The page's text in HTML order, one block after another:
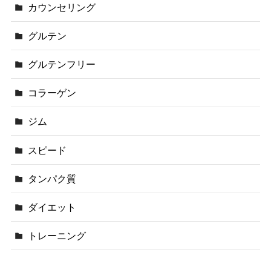
カウンセリング
グルテン
グルテンフリー
コラーゲン
ジム
スピード
タンパク質
ダイエット
トレーニング